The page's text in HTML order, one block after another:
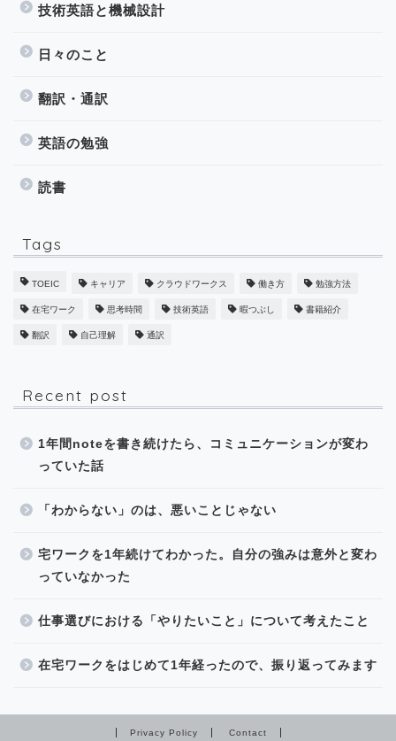
技術英語と機械設計
日々のこと
翻訳・通訳
英語の勉強
読書
Tags
TOEIC キャリア クラウドワークス 働き方 勉強方法
在宅ワーク 思考時間 技術英語 暇つぶし 書籍紹介
翻訳 自己理解 通訳
Recent post
1年間noteを書き続けたら、コミュニケーションが変わ
っていた話
「わからない」のは、悪いことじゃない
宅ワークを1年続けてわかった。自分の強みは意外と変わ
っていなかった
仕事選びにおける「やりたいこと」について考えたこと
在宅ワークをはじめて1年経ったので、振り返ってみます
Privacy Policy Contact